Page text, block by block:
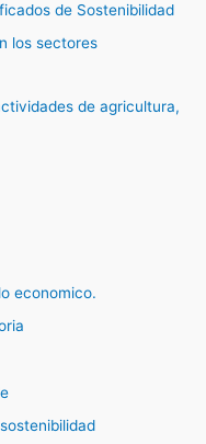
de Sostenibilidad
los sectores
de agricultura,
economico.